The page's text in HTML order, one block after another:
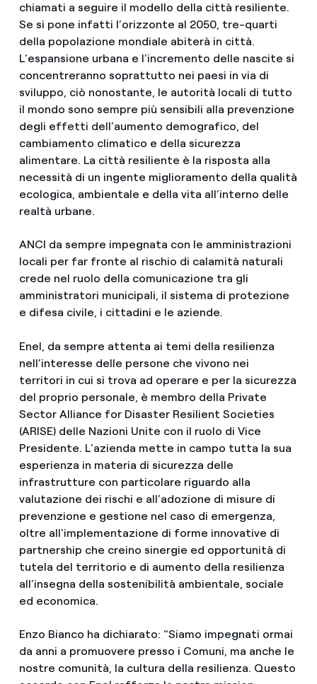
chiamati a seguire il modello della città resiliente.
Se si pone infatti l’orizzonte al 2050, tre-quarti
della popolazione mondiale abiterà in città.
L’espansione urbana e l’incremento delle nascite si
concentreranno soprattutto nei paesi in via di
sviluppo, ciò nonostante, le autorità locali di tutto
il mondo sono sempre più sensibili alla prevenzione
degli effetti dell’aumento demografico, del
cambiamento climatico e della sicurezza
alimentare. La città resiliente è la risposta alla
necessità di un ingente miglioramento della qualità
ecologica, ambientale e della vita all’interno delle
realtà urbane.
ANCI da sempre impegnata con le amministrazioni
locali per far fronte al rischio di calamità naturali
crede nel ruolo della comunicazione tra gli
amministratori municipali, il sistema di protezione
e difesa civile, i cittadini e le aziende.
Enel, da sempre attenta ai temi della resilienza
nell’interesse delle persone che vivono nei
territori in cui si trova ad operare e per la sicurezza
del proprio personale, è membro della Private
Sector Alliance for Disaster Resilient Societies
(ARISE) delle Nazioni Unite con il ruolo di Vice
Presidente. L’azienda mette in campo tutta la sua
esperienza in materia di sicurezza delle
infrastrutture con particolare riguardo alla
valutazione dei rischi e all’adozione di misure di
prevenzione e gestione nel caso di emergenza,
oltre all’implementazione di forme innovative di
partnership che creino sinergie ed opportunità di
tutela del territorio e di aumento della resilienza
all’insegna della sostenibilità ambientale, sociale
ed economica.
Enzo Bianco ha dichiarato: “Siamo impegnati ormai
da anni a promuovere presso i Comuni, ma anche le
nostre comunità, la cultura della resilienza. Questo